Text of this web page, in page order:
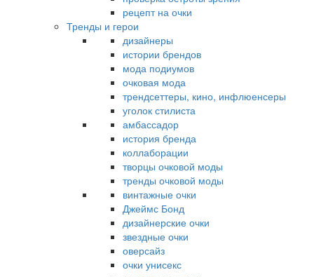
рецепт на очки
Тренды и герои
дизайнеры
истории брендов
мода подиумов
очковая мода
трендсеттеры, кино, инфлюенсеры
уголок стилиста
амбассадор
история бренда
коллаборации
творцы очковой моды
тренды очковой моды
винтажные очки
Джеймс Бонд
дизайнерские очки
звездные очки
оверсайз
очки унисекс